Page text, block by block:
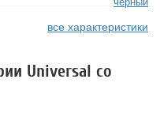
все характеристики
Universal со